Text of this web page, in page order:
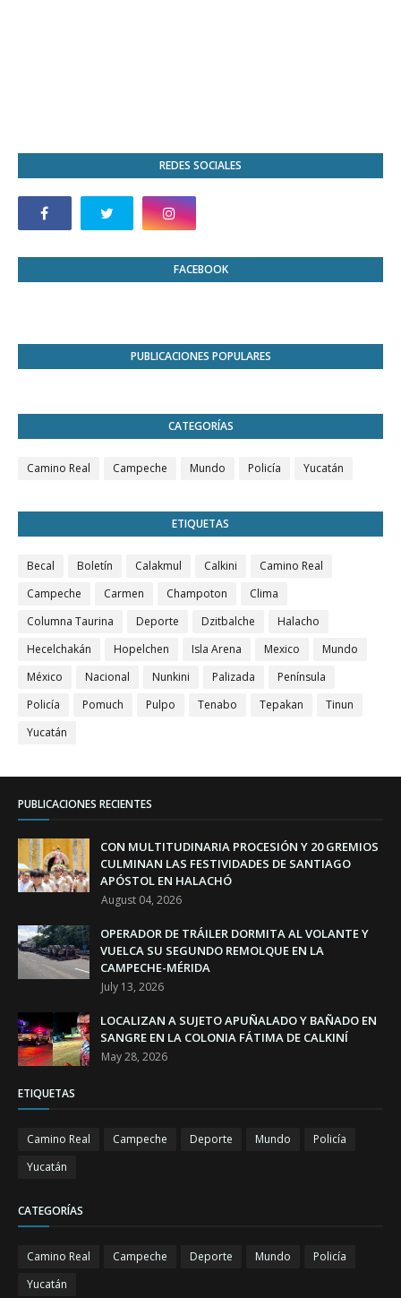
REDES SOCIALES
FACEBOOK
PUBLICACIONES POPULARES
CATEGORÍAS
Camino Real Campeche Mundo Policía Yucatán
ETIQUETAS
Becal Boletín Calakmul Calkini
Camino Real
Campeche
Carmen Champoton
Clima
Columna Taurina
Deporte Dzitbalche
Halacho
Hecelchakán
Hopelchen Isla Arena Mexico
Mundo
México
Nacional Nunkini Palizada
Península
Policía
Pomuch Pulpo Tenabo Tepakan
Tinun
Yucatán
PUBLICACIONES RECIENTES
CON MULTITUDINARIA PROCESIÓN Y 20 GREMIOS
CULMINAN LAS FESTIVIDADES DE SANTIAGO
APÓSTOL EN HALACHÓ
August 04, 2026
OPERADOR DE TRÁILER DORMITA AL VOLANTE Y
VUELCA SU SEGUNDO REMOLQUE EN LA
CAMPECHE-MÉRIDA
July 13, 2026
LOCALIZAN A SUJETO APUÑALADO Y BAÑADO EN
SANGRE EN LA COLONIA FÁTIMA DE CALKINÍ
May 28, 2026
ETIQUETAS
Camino Real Campeche Deporte Mundo
Policía
Yucatán
CATEGORÍAS
Camino Real Campeche Deporte Mundo
Policía
Yucatán